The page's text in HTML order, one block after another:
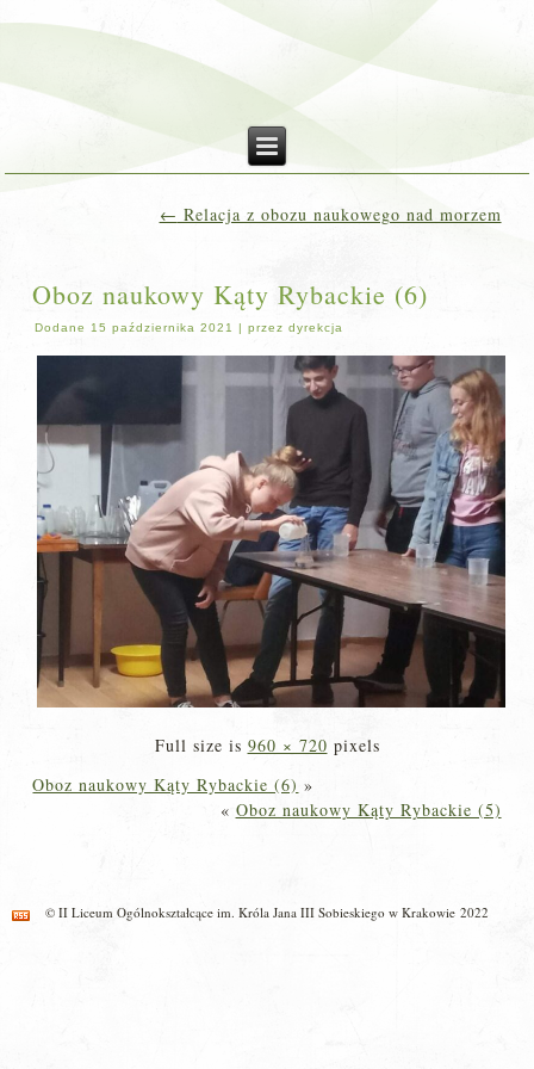
← Relacja z obozu naukowego nad morzem
Oboz naukowy Kąty Rybackie (6)
Dodane 15 października 2021 |przez dyrekcja
Full size is 960 × 720 pixels
Oboz naukowy Kąty Rybackie (6) »
« Oboz naukowy Kąty Rybackie (5)
© II Liceum Ogólnokształcące im. Króla Jana III Sobieskiego w Krakowie 2022